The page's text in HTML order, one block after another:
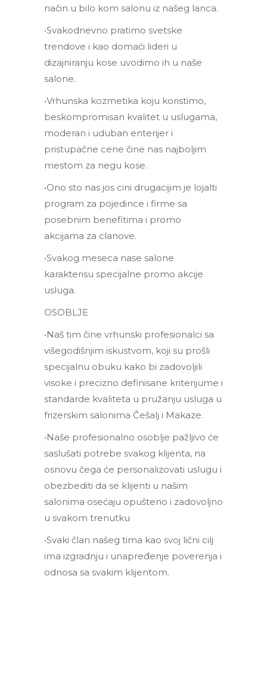
način u bilo kom salonu iz našeg lanca.
•Svakodnevno pratimo svetske
trendove i kao domaći lideri u
dizajniranju kose uvodimo ih u naše
salone.
•Vrhunska kozmetika koju koristimo,
beskompromisan kvalitet u uslugama,
moderan i uduban enterijer i
pristupačne cene čine nas najboljim
mestom za negu kose.
•Ono sto nas jos cini drugacijim je lojalti
program za pojedince i firme sa
posebnim benefitima i promo
akcijama za clanove.
•Svakog meseca nase salone
karakterisu specijalne promo akcije
usluga.
OSOBLJE
•Naš tim čine vrhunski profesionalci sa
višegodišnjim iskustvom, koji su prošli
specijalnu obuku kako bi zadovoljili
visoke i precizno definisane kriterijume i
standarde kvaliteta u pružanju usluga u
frizerskim salonima Češalj i Makaze.
•Naše profesionalno osoblje pažljivo će
saslušati potrebe svakog klijenta, na
osnovu čega će personalizovati uslugu i
obezbediti da se klijenti u našim
salonima osećaju opušteno i zadovoljno
u svakom trenutku
•Svaki član našeg tima kao svoj lični cilj
ima izgradnju i unapređenje poverenja i
odnosa sa svakim klijentom.